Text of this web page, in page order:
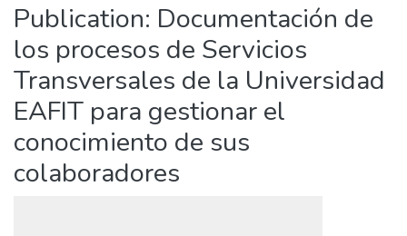
Publication: Documentación de
los procesos de Servicios
Transversales de la Universidad
EAFIT para gestionar el
conocimiento de sus
colaboradores